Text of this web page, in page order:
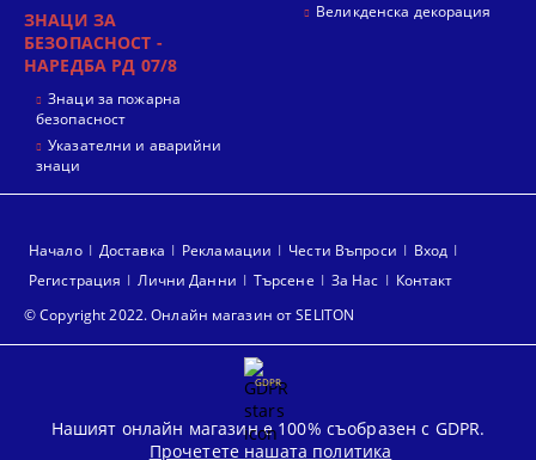
ЗНАЦИ ЗА
БЕЗОПАСНОСТ -
НАРЕДБА РД 07/8
Знаци за пожарна
безопасност
Указателни и аварийни
знаци
Великденска декорация
© Copyright 2022. Онлайн магазин от SELITON
Начало Доставка Рекламации Чести Въпроси
Вход
Регистрация
Лични Данни Търсене За Нас Контакт
GDPR
Нашият онлайн магазин е 100% съобразен с GDPR.
Прочетете нашата политика